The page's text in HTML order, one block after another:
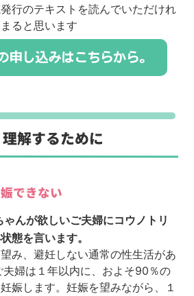
行のテキストを読んでいただけれ
ると思います
申し込みはこちらから。
解するために
できない
んが欲しいご夫婦にコウノトリ
態を言います。
み、避妊しない通常の性生活があ
婦は１年以内に、およそ90％の
娠します。妊娠を望みながら、１